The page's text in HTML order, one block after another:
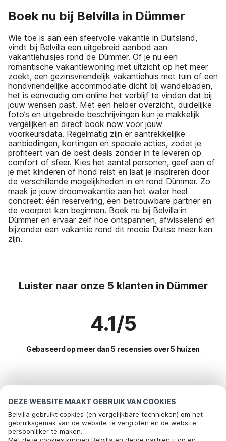
DEZE WEBSITE MAAKT GEBRUIK VAN COOKIES
Belvilla gebruikt cookies (en vergelijkbare technieken) om het
gebruiksgemak van de website te vergroten en de website
persoonlijker te maken.
Boek nu bij Belvilla in Dümmer
Wie toe is aan een sfeervolle vakantie in Duitsland,
vindt bij Belvilla een uitgebreid aanbod aan
vakantiehuisjes rond de Dümmer. Of je nu een
romantische vakantiewoning met uitzicht op het meer
zoekt, een gezinsvriendelijk vakantiehuis met tuin of een
hondvriendelijke accommodatie dicht bij wandelpaden,
het is eenvoudig om online het verblijf te vinden dat bij
jouw wensen past. Met een helder overzicht, duidelijke
foto’s en uitgebreide beschrijvingen kun je makkelijk
vergelijken en direct book now voor jouw
voorkeursdata. Regelmatig zijn er aantrekkelijke
aanbiedingen, kortingen en speciale acties, zodat je
profiteert van de best deals zonder in te leveren op
comfort of sfeer. Kies het aantal personen, geef aan of
je met kinderen of hond reist en laat je inspireren door
de verschillende mogelijkheden in en rond Dümmer. Zo
maak je jouw droomvakantie aan het water heel
concreet: één reservering, een betrouwbare partner en
de voorpret kan beginnen. Boek nu bij Belvilla in
Dümmer en ervaar zelf hoe ontspannen, afwisselend en
bijzonder een vakantie rond dit mooie Duitse meer kan
zijn.
Luister naar onze 5 klanten in Dümmer
4.1/5
Gebaseerd op meer dan 5 recensies over 5 huizen
vakantie
Top steden met top voorzieningen voor vakantie
Vakantiehuis aan zee gohl